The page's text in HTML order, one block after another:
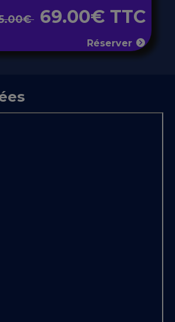
69.00€ TTC
Réserver